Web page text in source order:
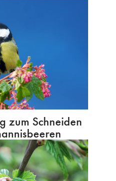
zum Schneiden